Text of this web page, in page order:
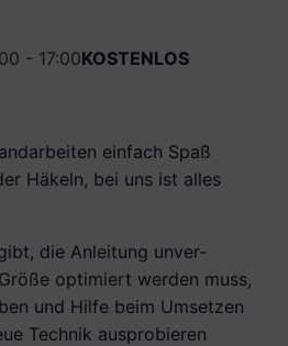
- 17:00KOSTENLOS
einfach Spaß
Häkeln, bei uns ist alles
die Anleitung unver­
optimiert werden muss,
und Hilfe beim Umsetzen
Technik ausprobieren